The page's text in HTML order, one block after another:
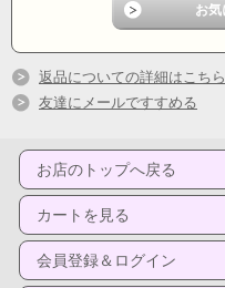
返品についての詳細はこちら
友達にメールですすめる
お店のトップへ戻る
カートを見る
会員登録＆ログイン